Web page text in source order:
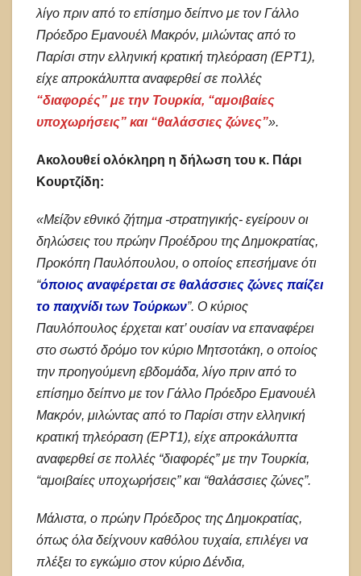
λίγο πριν από το επίσημο δείπνο με τον Γάλλο
Πρόεδρο Εμανουέλ Μακρόν, μιλώντας από το
Παρίσι στην ελληνική κρατική τηλεόραση (ΕΡΤ1),
είχε απροκάλυπτα αναφερθεί σε πολλές
“διαφορές” με την Τουρκία, “αμοιβαίες
υποχωρήσεις” και “θαλάσσιες ζώνες”».
Ακολουθεί ολόκληρη η δήλωση του κ. Πάρι
Κουρτζίδη:
«Μείζον εθνικό ζήτημα -στρατηγικής- εγείρουν οι
δηλώσεις του πρώην Προέδρου της Δημοκρατίας,
Προκόπη Παυλόπουλου, ο οποίος επεσήμανε ότι
“όποιος αναφέρεται σε θαλάσσιες ζώνες παίζει
το παιχνίδι των Τούρκων”. Ο κύριος
Παυλόπουλος έρχεται κατ’ ουσίαν να επαναφέρει
στο σωστό δρόμο τον κύριο Μητσοτάκη, ο οποίος
την προηγούμενη εβδομάδα, λίγο πριν από το
επίσημο δείπνο με τον Γάλλο Πρόεδρο Εμανουέλ
Μακρόν, μιλώντας από το Παρίσι στην ελληνική
κρατική τηλεόραση (ΕΡΤ1), είχε απροκάλυπτα
αναφερθεί σε πολλές “διαφορές” με την Τουρκία,
“αμοιβαίες υποχωρήσεις” και “θαλάσσιες ζώνες”.
Μάλιστα, ο πρώην Πρόεδρος της Δημοκρατίας,
όπως όλα δείχνουν καθόλου τυχαία, επιλέγει να
πλέξει το εγκώμιο στον κύριο Δένδια,